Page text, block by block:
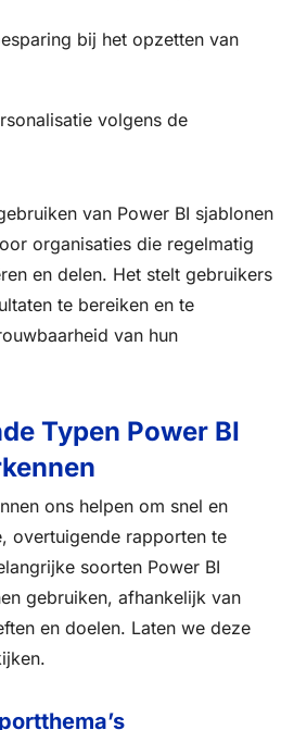
bij het opzetten van
volgens de
van Power BI sjablonen
organisaties die regelmatig
en delen. Het stelt gebruikers
te bereiken en te
van hun
Typen Power BI
ons helpen om snel en
overtuigende rapporten te
soorten Power BI
gebruiken, afhankelijk van
en doelen. Laten we deze